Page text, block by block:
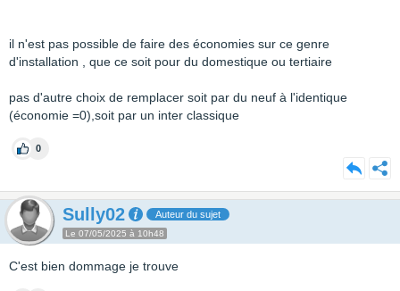
il n'est pas possible de faire des économies sur ce genre
d'installation , que ce soit pour du domestique ou tertiaire
pas d'autre choix de remplacer soit par du neuf à l'identique
(économie =0),soit par un inter classique
0
Sully02 Auteur du sujet
Le 07/05/2025 à 10h48
C'est bien dommage je trouve